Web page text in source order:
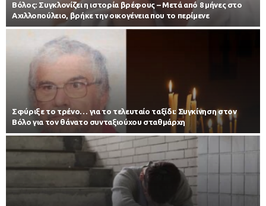
Βόλος: Συγκλονίζει η ιστορία βρέφους – Μετά από 8 μήνες στο
Αχιλλοπούλειο, βρήκε την οικογένεια που το περίμενε
Σφύριξε το τρένο… για το τελευταίο ταξίδι: Συγκίνηση στον
Βόλο για τον θάνατο συνταξιούχου σταθμάρχη